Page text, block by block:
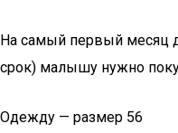
На самый первый месяц
срок) малышу нужно
Одежду — размер 56